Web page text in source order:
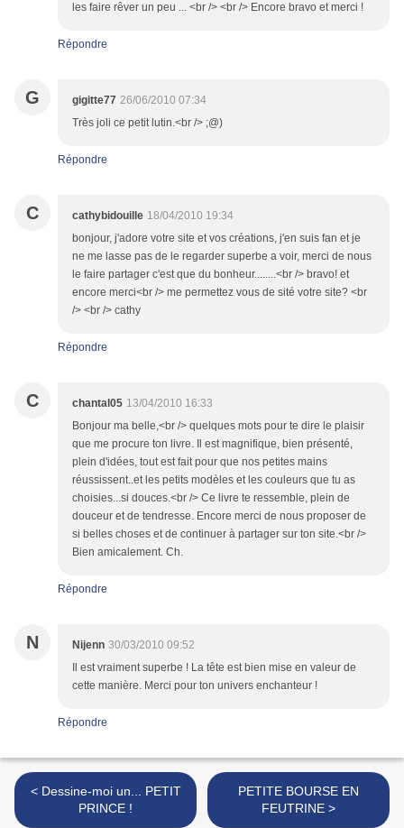
les faire rêver un peu ... <br /> <br /> Encore bravo et merci !
Répondre
G gigitte77 26/06/2010 07:34
Très joli ce petit lutin.<br /> ;@)
Répondre
C cathybidouille 18/04/2010 19:34
bonjour, j'adore votre site et vos créations, j'en suis fan et je
ne me lasse pas de le regarder superbe a voir, merci de nous
le faire partager c'est que du bonheur........<br /> bravo! et
encore merci<br /> me permettez vous de sité votre site? <br
/> <br /> cathy
Répondre
C chantal05 13/04/2010 16:33
Bonjour ma belle,<br /> quelques mots pour te dire le plaisir
que me procure ton livre. Il est magnifique, bien présenté,
plein d'idées, tout est fait pour que nos petites mains
réussissent..et les petits modèles et les couleurs que tu as
choisies...si douces.<br /> Ce livre te ressemble, plein de
douceur et de tendresse. Encore merci de nous proposer de
si belles choses et de continuer à partager sur ton site.<br />
Bien amicalement. Ch.
Répondre
N Nijenn 30/03/2010 09:52
Il est vraiment superbe ! La tête est bien mise en valeur de
cette manière. Merci pour ton univers enchanteur !
Répondre
< Dessine-moi un... PETIT
PRINCE !
PETITE BOURSE EN
FEUTRINE >